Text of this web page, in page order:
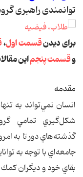
توانمندی راهبری
برای دیدنقسمت اول،
وقسمت پنجماین
مقدمه
انسان نمي‌تواند به
شكل‌گيري تمامي
گذشته‌هاي دور تا به
جامعه‌اي با توجه به
بقاي خود و ديگران كمك